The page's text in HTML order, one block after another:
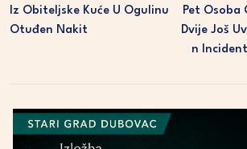
Iz Obiteljske Kuće U Ogulinu
Otuđen Nakit
Pet Osoba
Dvije Još
N